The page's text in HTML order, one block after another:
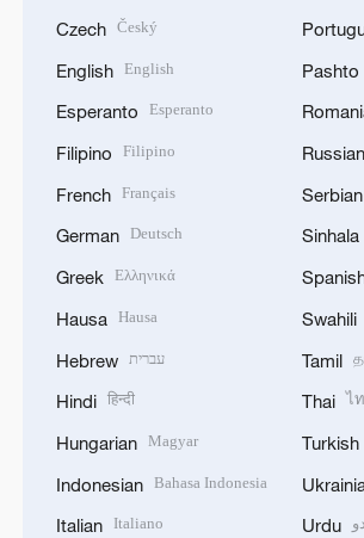
Czech Český
English English
Esperanto Esperanto
Filipino Filipino
French Français
German Deutsch
Greek Ελληνικά
Hausa Hausa
Hebrew עברית
Hindi हिन्दी
Hungarian Magyar
Indonesian Bahasa Indonesia
Italian Italiano
Pashto
Russian
Serbian
Sinhala
Swahili
Tamil
Thai ไ
Turkish
Urdu